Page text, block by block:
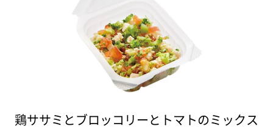
鶏ササミとブロッコリーとトマトのミックス